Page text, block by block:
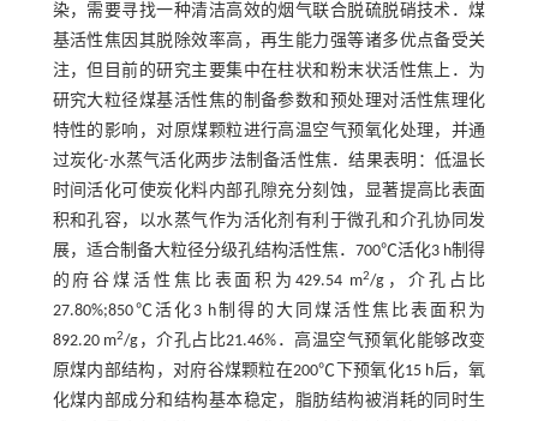
染，需要寻找一种清洁高效的烟气联合脱硫脱硝技术．煤
基活性焦因其脱除效率高，再生能力强等诸多优点备受关
注，但目前的研究主要集中在柱状和粉末状活性焦上．为
研究大粒径煤基活性焦的制备参数和预处理对活性焦理化
特性的影响，对原煤颗粒进行高温空气预氧化处理，并通
过炭化-水蒸气活化两步法制备活性焦．结果表明：低温长
时间活化可使炭化料内部孔隙充分刻蚀，显著提高比表面
积和孔容，以水蒸气作为活化剂有利于微孔和介孔协同发
展，适合制备大粒径分级孔结构活性焦．700℃活化3 h制得
的府谷煤活性焦比表面积为429.54 m2/g，介孔占比
27.80%;850℃活化3 h制得的大同煤活性焦比表面积为
892.20 m2/g，介孔占比21.46%．高温空气预氧化能够改变
原煤内部结构，对府谷煤颗粒在200℃下预氧化15 h后，氧
化煤内部成分和结构基本稳定，脂肪结构被消耗的同时生